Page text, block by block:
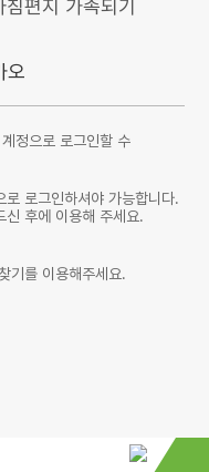
침편지 가족되기
정으로 로그인할 수
로그인하셔야 가능합니다.
신 후에 이용해 주세요.
기를 이용해주세요.